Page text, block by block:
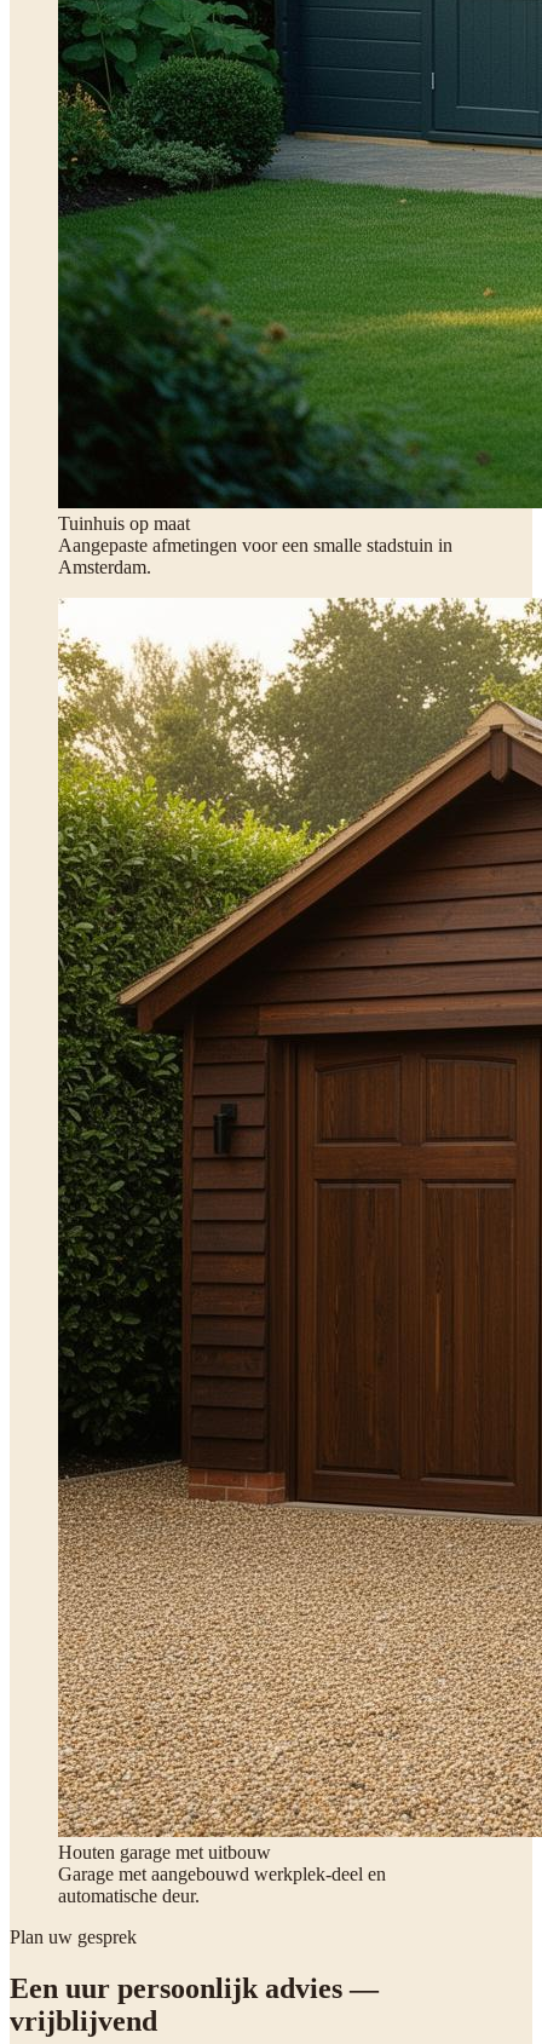
Tuinhuis op maat
Aangepaste afmetingen voor een smalle stadstuin in
Amsterdam.
Houten garage met uitbouw
Garage met aangebouwd werkplek-deel en
automatische deur.
Plan uw gesprek
Een uur persoonlijk advies —
vrijblijvend